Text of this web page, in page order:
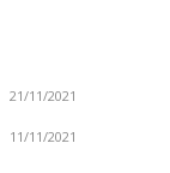
21/11/2021
11/11/2021